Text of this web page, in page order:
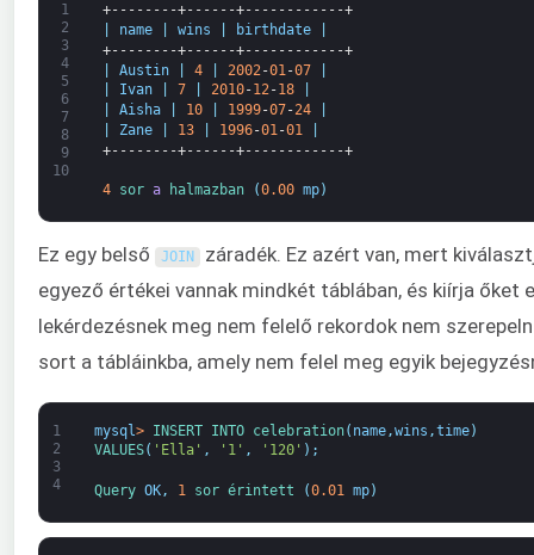
1
2
3
4
5
6
7
8
9
10
+--------+------+------------+
name wins birthdate
+--------+------+------------+
Austin 4 2002 -01 -07
Ivan 7 2010-12-18
Aisha 10 1999-07-24
Zane 13 1996-01-01
+--------+------+------------+
4 sor a halmazban (0.00 mp)
Ez egy belső JOIN záradék. Ez azért van, mert
egyező értékei vannak mindkét táblában, és kiírja őket
lekérdezésnek meg nem felelő rekordok nem
sort a tábláinkba, amely nem felel meg egyik
1
2
3
4
mysql > INSERT INTO celebration( name,wins ,time)
VALUES( 'Ella' , '1' , '120' ) ;
Query OK, 1 sor érintett (0.01 mp)